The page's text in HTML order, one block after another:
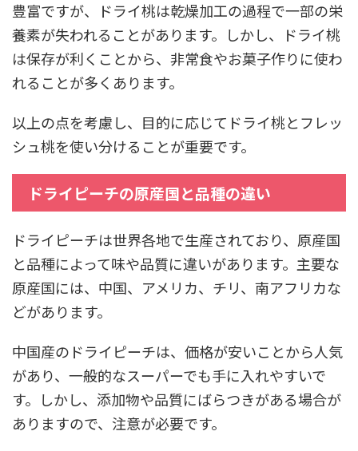
豊富ですが、ドライ桃は乾燥加工の過程で一部の栄
養素が失われることがあります。しかし、ドライ桃
は保存が利くことから、非常食やお菓子作りに使わ
れることが多くあります。
以上の点を考慮し、目的に応じてドライ桃とフレッ
シュ桃を使い分けることが重要です。
ドライピーチの原産国と品種の違い
ドライピーチは世界各地で生産されており、原産国
と品種によって味や品質に違いがあります。主要な
原産国には、中国、アメリカ、チリ、南アフリカな
どがあります。
中国産のドライピーチは、価格が安いことから人気
があり、一般的なスーパーでも手に入れやすいで
す。しかし、添加物や品質にばらつきがある場合が
ありますので、注意が必要です。